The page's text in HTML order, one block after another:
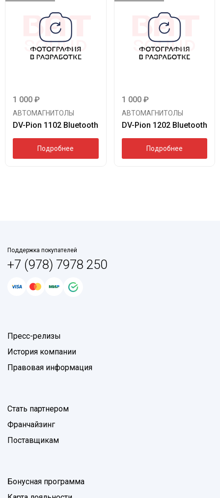
1 000 ₽
АВТОМАГНИТОЛЫ
DV-Pion 1102 Bluetooth
Подробнее
1 000 ₽
АВТОМАГНИТОЛЫ
DV-Pion 1202 Bluetooth
Подробнее
Поддержка покупателей
+7 (978) 7978 250
Пресс-релизы
История компании
Правовая информация
Стать партнером
Франчайзинг
Поставщикам
Бонусная программа